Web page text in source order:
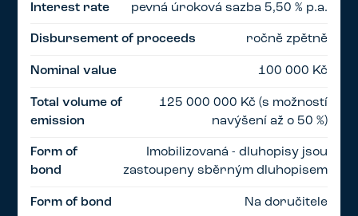
Interest rate pevná úroková sazba 5,50 % p.a.
Disbursement of proceeds ročně zpětně
Nominal value 100 000 Kč
Total volume of
emission
125 000 000 Kč (s možností
navýšení až o 50 %)
Form of
bond
Imobilizovaná - dluhopisy jsou
zastoupeny sběrným dluhopisem
Form of bond Na doručitele